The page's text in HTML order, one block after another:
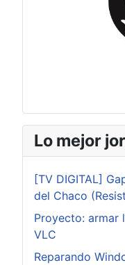
Lo mejor
[TV DIGITAL]
del Chaco
Proyecto: armar
VLC
Reparando